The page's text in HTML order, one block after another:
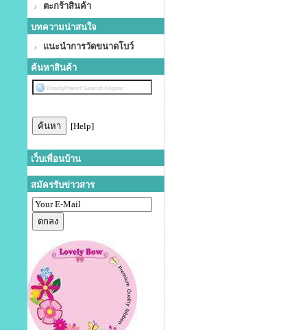
ตะกร้าสินค้า
บทความน่าสนใจ
แนะนำการวัดขนาดโบว์
ค้นหาสินค้า
[Help]
เว็บเพื่อนบ้าน
สมัครรับข่าวสาร